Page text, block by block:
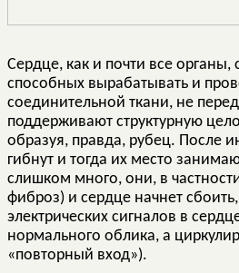
Сердце, как и почти все
способных вырабатывать и
соединительной ткани, не
поддерживают структурную
образуя, правда, рубец. После
гибнут и тогда их место
слишком много, они, в
фиброз) и сердце начнет
электрических сигналов в
нормального облика, а
«повторный вход»).